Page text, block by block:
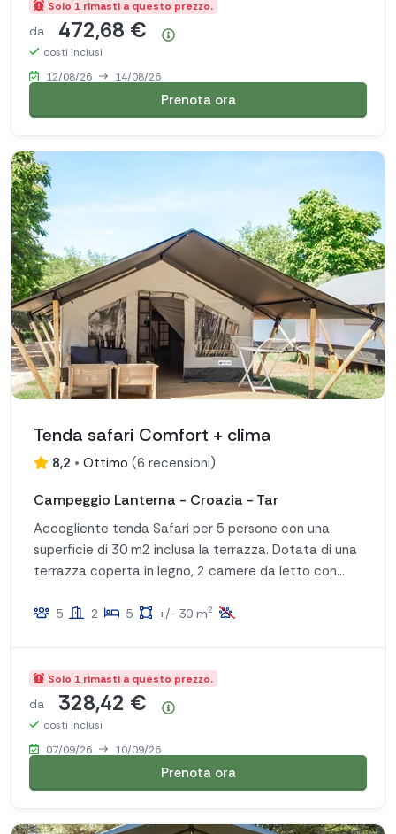
Solo 1 rimasti a questo prezzo.
da 472,68 €
costi inclusi
12/08/26
14/08/26
Prenota ora
Tenda safari Comfort + clima
8,2 • Ottimo (6 recensioni)
Campeggio Lanterna - Croazia - Tar
Accogliente tenda Safari per 5 persone con una
superficie di 30 m2 inclusa la terrazza. Dotata di una
terrazza coperta in legno, 2 camere da letto con
completamente attrezzata.
5 2 5 +/- 30 m2
Solo 1 rimasti a questo prezzo.
da 328,42 €
costi inclusi
07/09/26
10/09/26
Prenota ora